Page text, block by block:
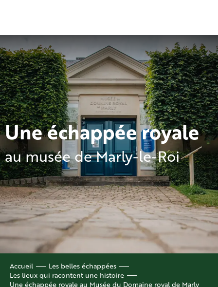
principal
Une échappée royale
au musée de Marly-le-Roi
Accueil
Les belles échappées
Les lieux qui racontent une histoire
Une échappée royale au Musée du Domaine royal de Marly